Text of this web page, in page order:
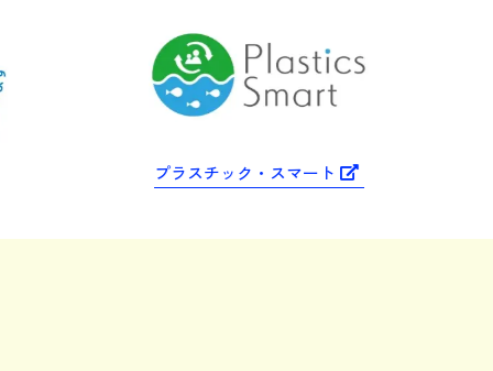
プラスチック・スマート